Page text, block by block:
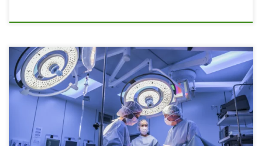
W jaki sposób medyczna marihuana może pomóc w
objawach porażenia mózgowego? Czy konopie indyjskie są
możliwym sposobem leczenia objawów porażenia
mózgowego? Oto kilka sposobów, w jakie marihuana może
być pomocna. Pacjenci z porażeniem mózgowym wykazują
nieprawidłowe ruchy, napięcie mięśniowe lub postawę z